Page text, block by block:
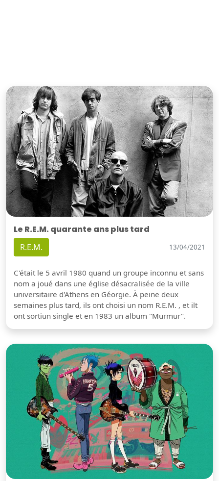
Le R.E.M. quarante ans plus tard
R.E.M. 13/04/2021
C'était le 5 avril 1980 quand un groupe inconnu et sans
nom a joué dans une église désacralisée de la ville
universitaire d'Athens en Géorgie. À peine deux
semaines plus tard, ils ont choisi un nom R.E.M. , et ilt
ont sortiun single et en 1983 un album "Murmur".